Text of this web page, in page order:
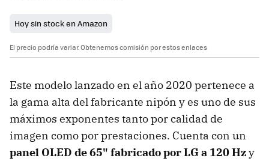
Hoy sin stock en Amazon
El precio podría variar. Obtenemos comisión por estos enlaces
Este modelo lanzado en el año 2020 pertenece a
la gama alta del fabricante nipón y es uno de sus
máximos exponentes tanto por calidad de
imagen como por prestaciones. Cuenta con un
panel OLED de 65" fabricado por LG a 120 Hzy